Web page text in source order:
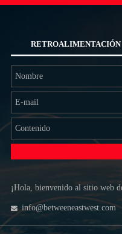
RETROALIMENTACIÓN
¡Hola, bienvenido al sitio web
info@betweeneastwest.com